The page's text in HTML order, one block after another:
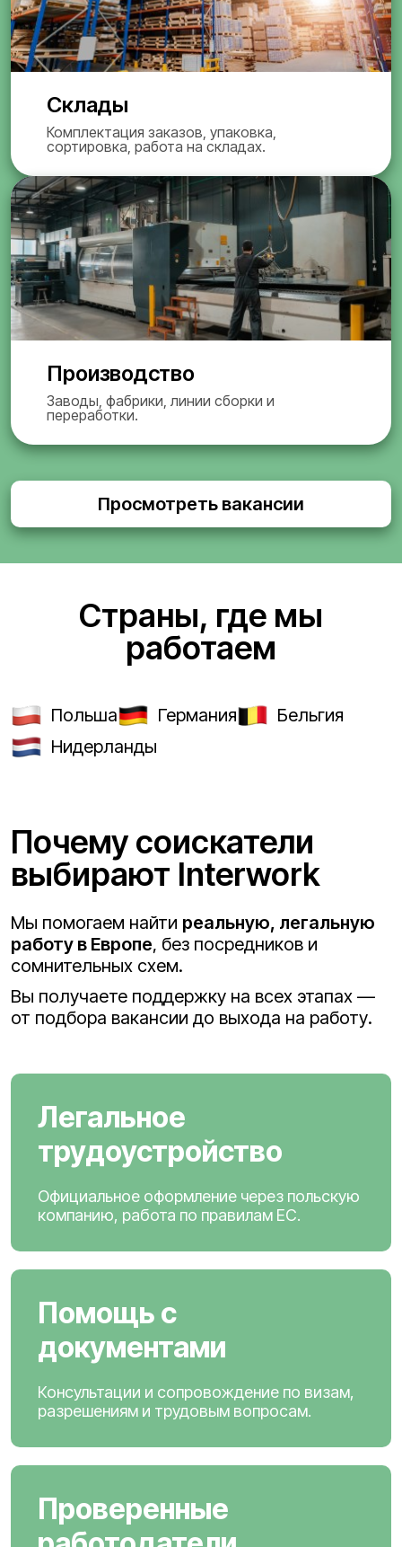
Склады
Комплектация заказов, упаковка,
сортировка, работа на складах.
Производство
Заводы, фабрики, линии сборки и
переработки.
Просмотреть вакансии
Страны, где мы
работаем
Польша Германия
Бельгия
Нидерланды
Почему соискатели
выбирают Interwork
Мы помогаем найти реальную, легальную
работу в Европе, без посредников и
сомнительных схем.
Вы получаете поддержку на всех этапах —
от подбора вакансии до выхода на работу.
Легальное
трудоустройство
Официальное оформление через польскую
компанию, работа по правилам ЕС.
Помощь с
документами
Консультации и сопровождение по визам,
разрешениям и трудовым вопросам.
Проверенные